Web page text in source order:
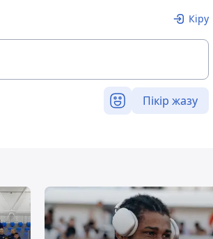
Кіру
Пікір жазу